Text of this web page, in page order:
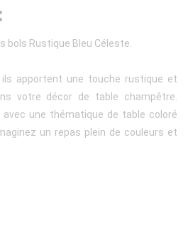
bols Rustique Bleu Céleste.
apportent une touche rustique et
votre décor de table champêtre.
avec une thématique de table coloré
un repas plein de couleurs et